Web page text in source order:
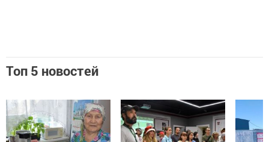
Топ 5 новостей